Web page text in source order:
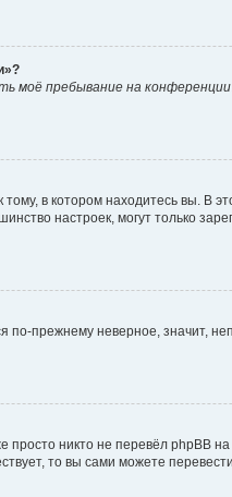
моё пребывание на конференции
в котором находитесь вы. В
настроек, могут только
прежнему неверное, значит,
никто не перевёл phpBB
то вы сами можете